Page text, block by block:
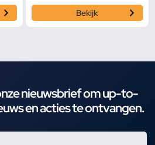
Bekijk
nieuwsbrief om up-to-
en acties te ontvangen.